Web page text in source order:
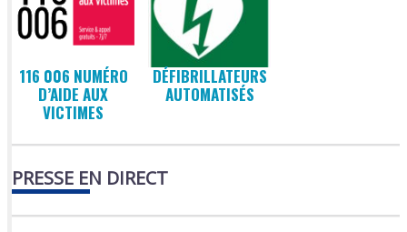
116 006 NUMÉRO
D’AIDE AUX
VICTIMES
DÉFIBRILLATEURS
AUTOMATISÉS
PRESSE EN DIRECT